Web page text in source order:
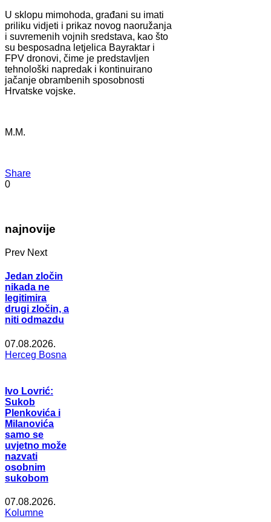
U sklopu mimohoda, građani su imati
priliku vidjeti i prikaz novog naoružanja
i suvremenih vojnih sredstava, kao što
su besposadna letjelica Bayraktar i
FPV dronovi, čime je predstavljen
tehnološki napredak i kontinuirano
jačanje obrambenih sposobnosti
Hrvatske vojske.
M.M.
Share
0
najnovije
Prev Next
Jedan zločin
nikada ne
legitimira
drugi zločin, a
niti odmazdu
07.08.2026.
Herceg Bosna
Ivo Lovrić:
Sukob
Plenkovića i
Milanovića
samo se
uvjetno može
nazvati
osobnim
sukobom
07.08.2026.
Kolumne